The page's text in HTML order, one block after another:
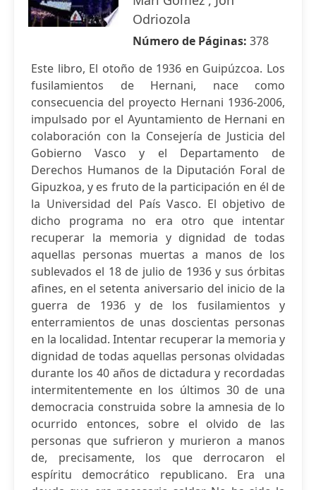
Odriozola
Número de Páginas: 378
Este libro, El otoño de 1936 en Guipúzcoa. Los
fusilamientos de Hernani, nace como
consecuencia del proyecto Hernani 1936-2006,
impulsado por el Ayuntamiento de Hernani en
colaboración con la Consejería de Justicia del
Gobierno Vasco y el Departamento de
Derechos Humanos de la Diputación Foral de
Gipuzkoa, y es fruto de la participación en él de
la Universidad del País Vasco. El objetivo de
dicho programa no era otro que intentar
recuperar la memoria y dignidad de todas
aquellas personas muertas a manos de los
sublevados el 18 de julio de 1936 y sus órbitas
afines, en el setenta aniversario del inicio de la
guerra de 1936 y de los fusilamientos y
enterramientos de unas doscientas personas
en la localidad. Intentar recuperar la memoria y
dignidad de todas aquellas personas olvidadas
durante los 40 años de dictadura y recordadas
intermitentemente en los últimos 30 de una
democracia construida sobre la amnesia de lo
ocurrido entonces, sobre el olvido de las
personas que sufrieron y murieron a manos
de, precisamente, los que derrocaron el
espíritu democrático republicano. Era una